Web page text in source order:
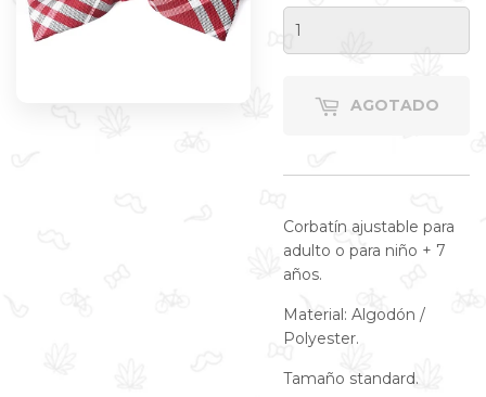
AGOTADO
Corbatín ajustable para
adulto o para niño + 7
años.
Material: Algodón /
Polyester.
Tamaño standard.